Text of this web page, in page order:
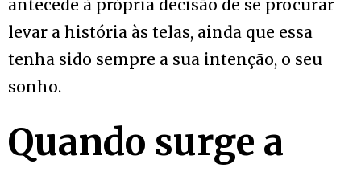
antecede à própria decisão de se procurar
levar a história às telas, ainda que essa
tenha sido sempre a sua intenção, o seu
sonho.
Quando surge a